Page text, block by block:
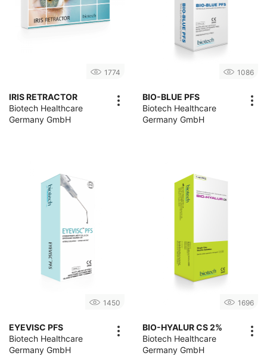
1774
IRIS RETRACTOR
Biotech Healthcare
Germany GmbH
1086
BIO-BLUE PFS
Biotech Healthcare
Germany GmbH
1450
EYEVISC PFS
Biotech Healthcare
Germany GmbH
1696
BIO-HYALUR CS 2%
Biotech Healthcare
Germany GmbH